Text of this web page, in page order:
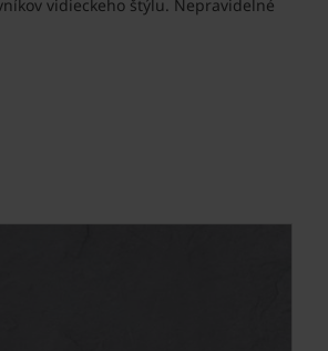
vidieckeho štýlu. Nepravidelné